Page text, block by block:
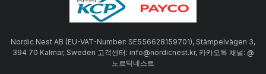
Nordic Nest AB (EU-VAT-Number: SE556628159701), Stämpelvägen 3,
394 70 Kalmar, Sweden 고객센터: info@nordicnest.kr, 카카오톡 채널: @
노르딕네스트